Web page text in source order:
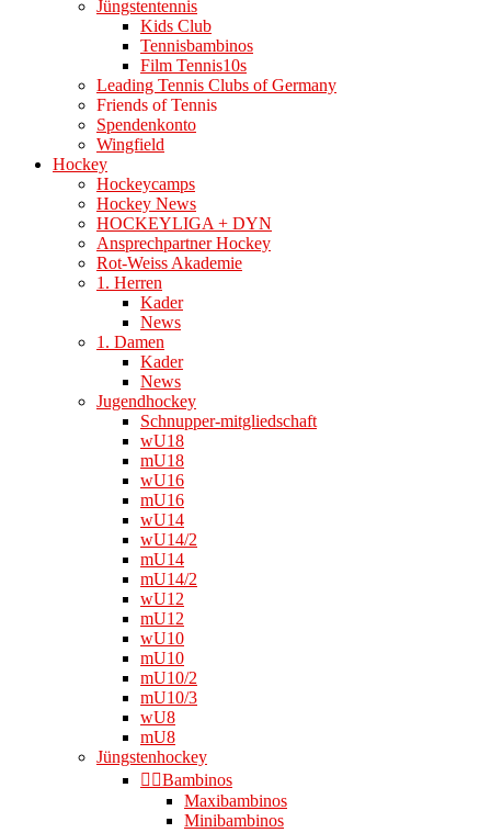
Jüngstentennis
Kids Club
Tennisbambinos
Film Tennis10s
Leading Tennis Clubs of Germany
Friends of Tennis
Spendenkonto
Wingfield
Hockey
Hockeycamps
Hockey News
HOCKEYLIGA + DYN
Ansprechpartner Hockey
Rot-Weiss Akademie
1. Herren
Kader
News
1. Damen
Kader
News
Jugendhockey
Schnupper-mitgliedschaft
wU18
mU18
wU16
mU16
wU14
wU14/2
mU14
mU14/2
wU12
mU12
wU10
mU10
mU10/2
mU10/3
wU8
mU8
Jüngstenhockey
👉🏻Bambinos
Maxibambinos
Minibambinos